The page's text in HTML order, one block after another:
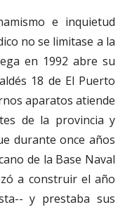
e inquietud
no se limitase a la
en 1992 abre su
18 de El Puerto
aparatos atiende
de la provincia y
durante once años
de la Base Naval
a construir el año
y prestaba sus